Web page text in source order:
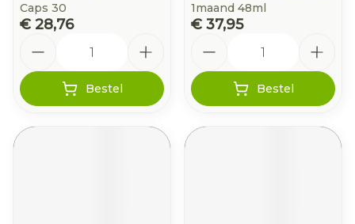
Caps 30
€ 28,76
Bestel
1maand 48ml
€ 37,95
Bestel